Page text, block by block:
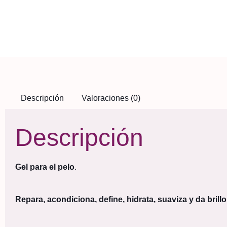
Descripción Valoraciones (0)
Descripción
Gel para el pelo.
Repara, acondiciona, define, hidrata, suaviza y da brillo